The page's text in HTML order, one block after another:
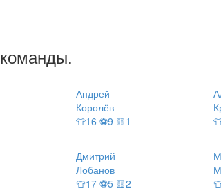
команды.
Андрей
Королёв
👕16 ⚽9 🟨1
Дмитрий
Лобанов
👕17 ⚽5 🟨2